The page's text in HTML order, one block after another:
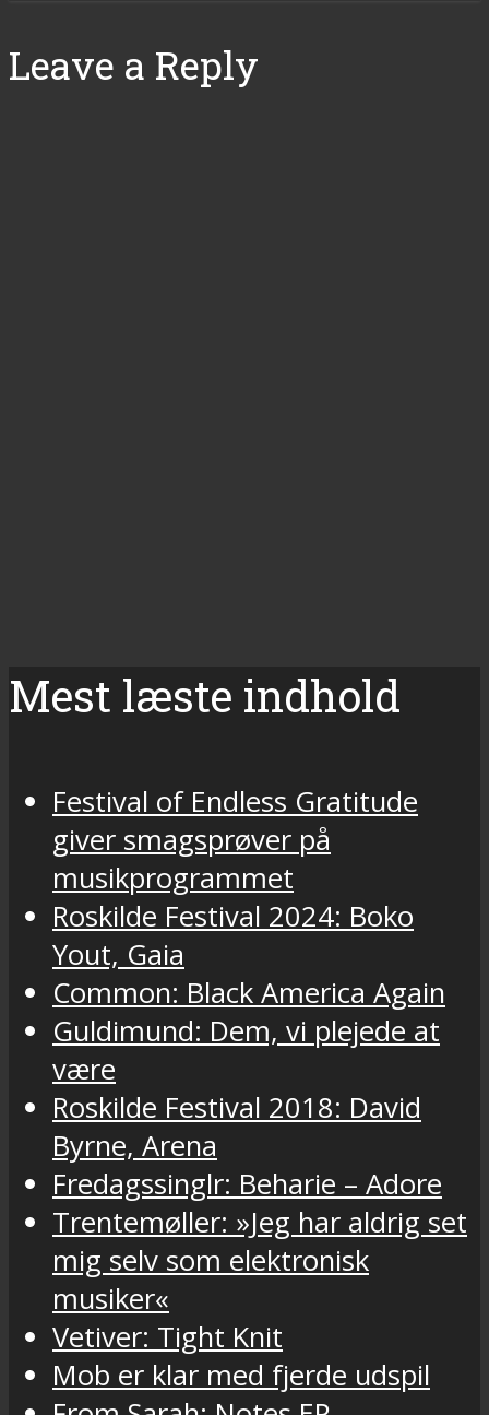
Leave a Reply
Mest læste indhold
Festival of Endless Gratitude
giver smagsprøver på
musikprogrammet
Roskilde Festival 2024: Boko
Yout, Gaia
Common: Black America Again
Guldimund: Dem, vi plejede at
være
Roskilde Festival 2018: David
Byrne, Arena
Fredagssinglr: Beharie – Adore
Trentemøller: »Jeg har aldrig set
mig selv som elektronisk
musiker«
Vetiver: Tight Knit
Mob er klar med fjerde udspil